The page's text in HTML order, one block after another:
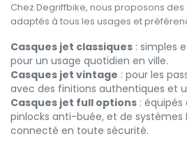
Chez Degriffbike, nous proposons des
adaptés à tous les usages et
Casques jet classiques : simples
pour un usage quotidien en ville.
Casques jet vintage : pour les
avec des finitions authentiques et
Casques jet full options : équipés
pinlocks anti-buée, et de systèmes
connecté en toute sécurité.